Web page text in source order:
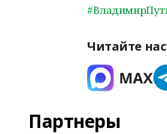
Читайте нас
Партнеры